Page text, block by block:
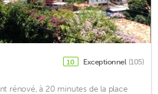
10 Exceptionnel (105)
rénové, à 20 minutes de la place